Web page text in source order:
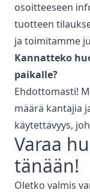
osoitteeseen
tuotteen
ja toimitamme
Kannatteko
paikalle?
Ehdottomasti!
määrä kantajia
käytettävyys,
Varaa
tänään!
Oletko valmis